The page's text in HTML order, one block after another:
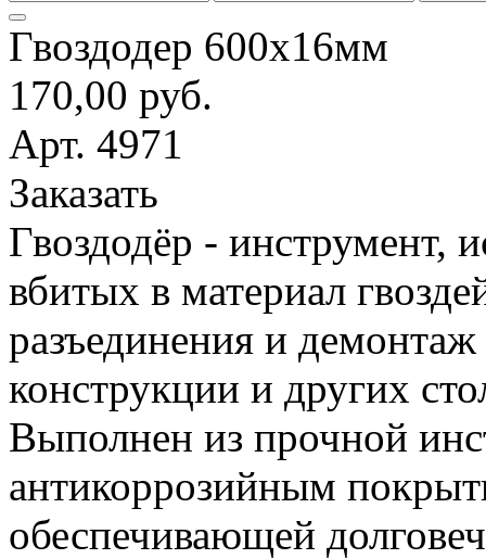
Гвоздодер 600х16мм
170,00 руб.
Арт. 4971
Заказать
Гвоздодёр - инструмент,
вбитых в материал
разъединения и
конструкции и других
Выполнен из прочной
антикоррозийным
обеспечивающей